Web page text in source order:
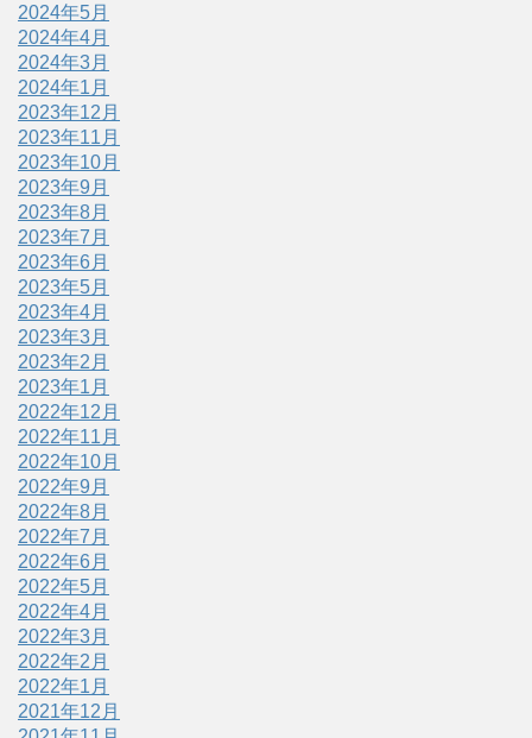
2024年5月
2024年4月
2024年3月
2024年1月
2023年12月
2023年11月
2023年10月
2023年9月
2023年8月
2023年7月
2023年6月
2023年5月
2023年4月
2023年3月
2023年2月
2023年1月
2022年12月
2022年11月
2022年10月
2022年9月
2022年8月
2022年7月
2022年6月
2022年5月
2022年4月
2022年3月
2022年2月
2022年1月
2021年12月